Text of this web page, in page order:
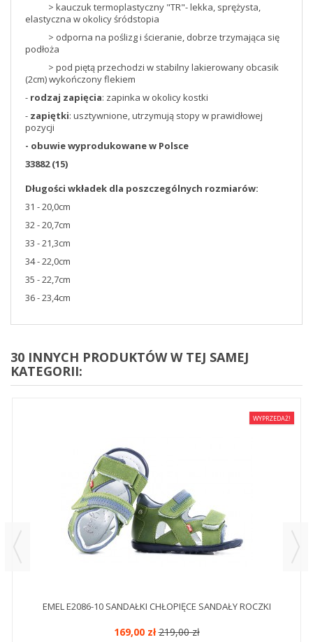
> kauczuk termoplastyczny "TR"- lekka, sprężysta,
elastyczna w okolicy śródstopia
> odporna na poślizg i ścieranie, dobrze trzymająca się
podłoża
> pod piętą przechodzi w stabilny lakierowany obcasik
(2cm) wykończony flekiem
- rodzaj zapięcia: zapinka w okolicy kostki
- zapiętki: usztywnione, utrzymują stopy w prawidłowej
pozycji
- obuwie wyprodukowane w Polsce
33882 (15)
Długości wkładek dla poszczególnych rozmiarów:
31 - 20,0cm
32 - 20,7cm
33 - 21,3cm
34 - 22,0cm
35 - 22,7cm
36 - 23,4cm
30 INNYCH PRODUKTÓW W TEJ SAMEJ
KATEGORII:
WYPRZEDAŻ!
EMEL E2086-10 SANDAŁKI CHŁOPIĘCE SANDAŁY ROCZKI
169,00 zł219,00 zł